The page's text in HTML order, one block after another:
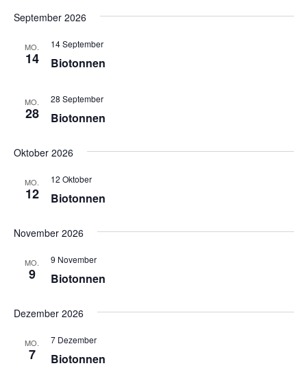
September 2026
MO.
14 Biotonnen
14 September
MO.
28 Biotonnen
28 September
Oktober 2026
MO.
12 Biotonnen
12 Oktober
November 2026
MO.
9 Biotonnen
9 November
Dezember 2026
MO.
7 Biotonnen
7 Dezember